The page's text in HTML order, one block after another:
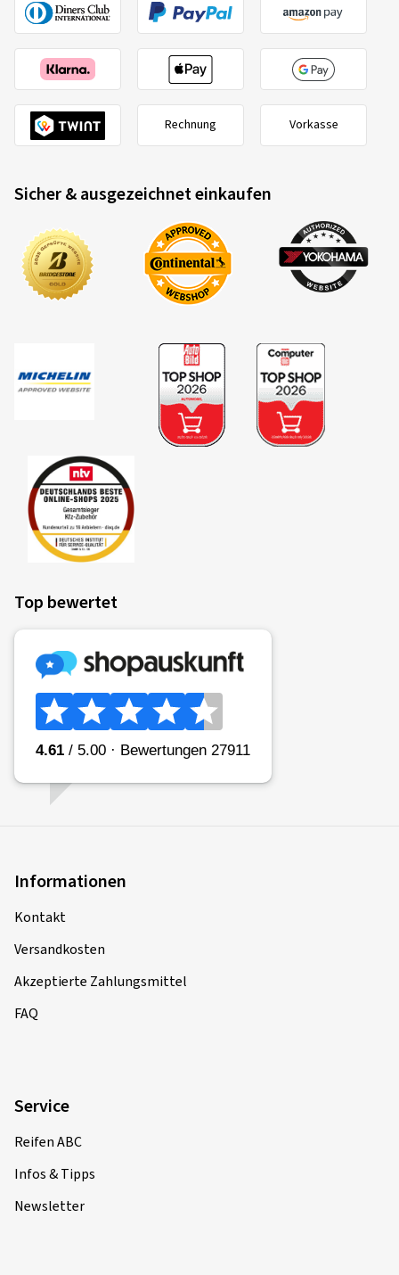
Rechnung Vorkasse
Sicher & ausgezeichnet einkaufen
Top bewertet
Informationen
Kontakt
Versandkosten
Akzeptierte Zahlungsmittel
FAQ
Service
Reifen ABC
Infos & Tipps
Newsletter